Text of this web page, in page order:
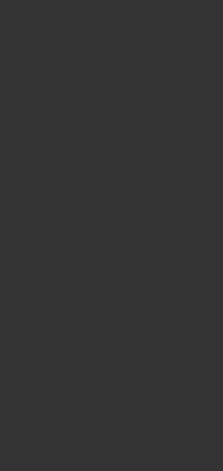
Irínyi József (1822-
200. évfordulója
egy-egy aspektusát
és a